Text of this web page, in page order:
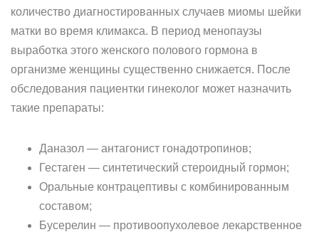
количество диагностированных случаев миомы шейки
матки во время климакса. В период менопаузы
выработка этого женского полового гормона в
организме женщины существенно снижается. После
обследования пациентки гинеколог может назначить
такие препараты:
Даназол — антагонист гонадотропинов;
Гестаген — синтетический стероидный гормон;
Оральные контрацептивы с комбинированным
составом;
Бусерелин — противоопухолевое лекарственное